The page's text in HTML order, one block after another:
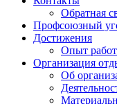
Обратная
Профсоюзный
Достижения
Опыт
Организация
Об